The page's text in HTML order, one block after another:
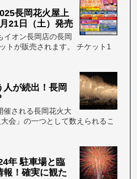
長岡花火屋上
21日（土）発売
イオン長岡店の長岡
トが販売されます。 チケット1
が続出！長岡
催される長岡花火大
会」の一つとして数えられるこ
年 駐車場と臨
報！確実に観た